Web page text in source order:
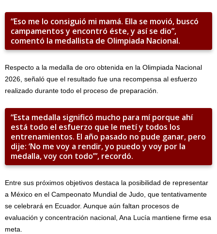
“Eso me lo consiguió mi mamá. Ella se movió, buscó
campamentos y encontró éste, y así se dio”,
comentó la medallista de Olimpiada Nacional.
Respecto a la medalla de oro obtenida en la Olimpiada Nacional
2026, señaló que el resultado fue una recompensa al esfuerzo
realizado durante todo el proceso de preparación.
“Esta medalla significó mucho para mí porque ahí
está todo el esfuerzo que le metí y todos los
entrenamientos. El año pasado no pude ganar, pero
dije: ‘No me voy a rendir, yo puedo y voy por la
medalla, voy con todo’”, recordó.
Entre sus próximos objetivos destaca la posibilidad de representar
a México en el Campeonato Mundial de Judo, que tentativamente
se celebrará en Ecuador. Aunque aún faltan procesos de
evaluación y concentración nacional, Ana Lucía mantiene firme esa
meta.